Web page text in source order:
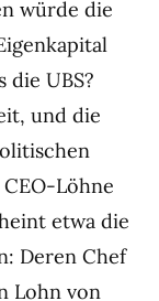
würde die
die UBS?
und die
Löhne
etwa die
Deren Chef
Lohn von